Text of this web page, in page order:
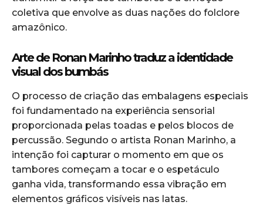
coletiva que envolve as duas nações do folclore
amazônico.
Arte de Ronan Marinho traduz a identidade
visual dos bumbás
O processo de criação das embalagens especiais
foi fundamentado na experiência sensorial
proporcionada pelas toadas e pelos blocos de
percussão. Segundo o artista Ronan Marinho, a
intenção foi capturar o momento em que os
tambores começam a tocar e o espetáculo
ganha vida, transformando essa vibração em
elementos gráficos visíveis nas latas.